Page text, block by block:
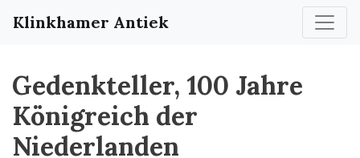
Klinkhamer Antiek
Gedenkteller, 100 Jahre
Königreich der
Niederlanden